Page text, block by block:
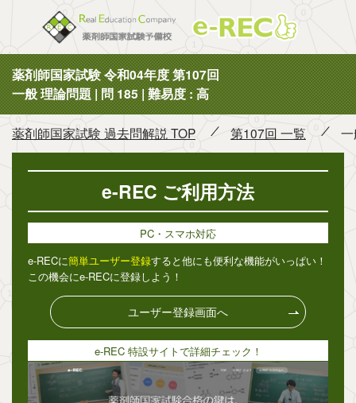
薬剤師国家試験 令和04年度 第107回
一般 理論問題 | 問 185 | 難易度 : 高
薬剤師国家試験 過去問解説 TOP 第107回 一覧
e-REC ご利用方法
PC・スマホ対応
e-RECに簡単ユーザー登録すると他にも便利な機能がいっぱい！
この機会にe-RECに登録しよう！
ユーザー登録画面へ
e-REC 特設サイトで詳細チェック！